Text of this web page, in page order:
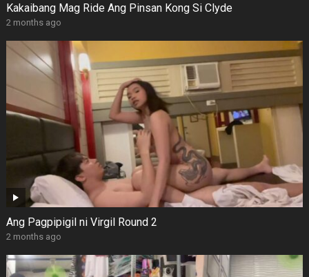
Kakaibang Mag Ride Ang Pinsan Kong Si Clyde
2 months ago
Ang Pagpipigil ni Virgil Round 2
2 months ago